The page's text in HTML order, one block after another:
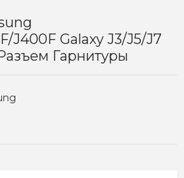
J400F Galaxy J3/J5/J7
Гарнитуры